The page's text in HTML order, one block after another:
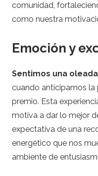
comunidad,
como nuestra
Emoción y
Sentimos una
cuando anticipamos la
premio. Esta
motiva a dar lo mejor
expectativa de una
energético que nos
ambiente de